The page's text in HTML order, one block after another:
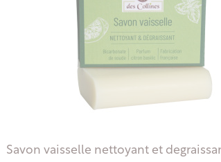
Savon vaisselle nettoyant et